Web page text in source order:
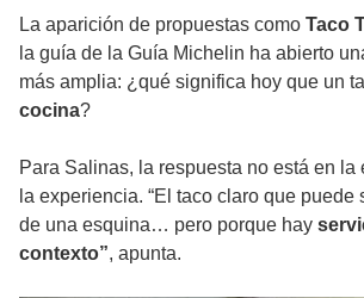
La aparición de propuestas como Taco
la guía de la Guía Michelin ha abierto
más amplia: ¿qué significa hoy que un
cocina?
Para Salinas, la respuesta no está en la
la experiencia. “El taco claro que puede
de una esquina… pero porque hay
contexto”, apunta.